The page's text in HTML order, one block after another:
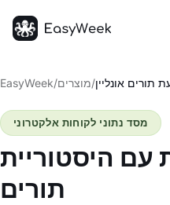
EasyWeek/מוצרים/תורים אונליין
עם היסטוריית
תורים
מסד נתוני לקוחות אלקטרוני